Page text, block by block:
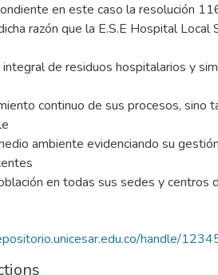
en este caso la resolución
razón que la E.S.E Hospital Local
de residuos hospitalarios y
continuo de sus procesos, sino
ambiente evidenciando su
en todas sus sedes y centros
handle/